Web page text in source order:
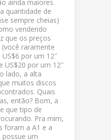
ainda maiores.
quantidade de
sempre cheias)
vendendo
que os preços
raramente
por um 12″
US$20 por um 12″
lado, a alta
muitos discos
Quais
então? Bom, a
que tipo de
Pra mim,
foram a A1 e a
possue um